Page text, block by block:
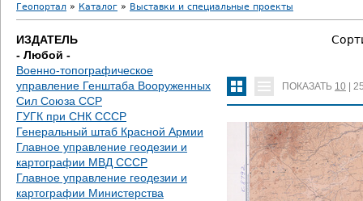
В
ы
з
д
е
с
Геопортал » Каталог » Выставки и специальные проекты
ИЗДАТЕЛЬ
- Любой -
Военно-топографическое
управление Генштаба Вооруженных
Сил Союза ССР
ГУГК при СНК СССР
Генеральный штаб Красной Армии
Главное управление геодезии и
картографии МВД СССР
Главное управление геодезии и
картографии Министерства
ПОКАЗАТЬ 10